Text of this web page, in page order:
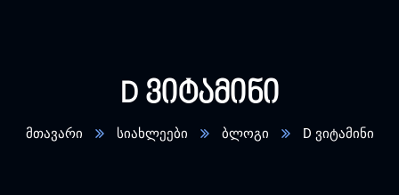
D ვიტამინი
მთავარი სიახლეები ბლოგი D ვიტამინი